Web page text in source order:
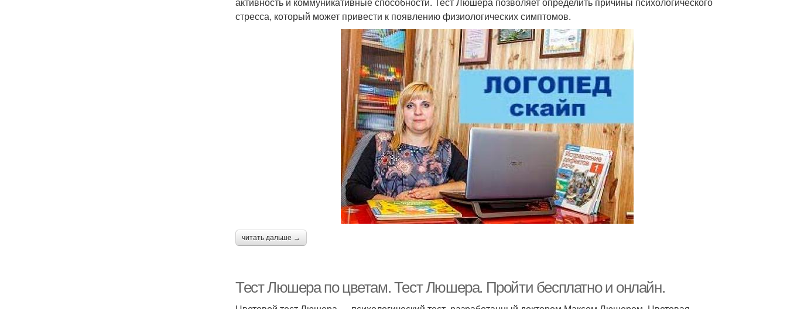
стресса, который может привести к появлению физиологических симптомов.
читать дальше →
Тест Люшера по цветам. Тест Люшера. Пройти бесплатно и онлайн.